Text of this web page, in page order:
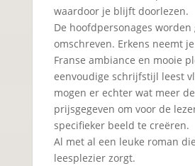
waardoor je blijft doorlezen.
De hoofdpersonages worden
omschreven. Erkens neemt
Franse ambiance en mooie
eenvoudige schrijfstijl leest
mogen er echter wat meer
prijsgegeven om voor de
specifieker beeld te creëren.
Al met al een leuke roman
leesplezier zorgt.